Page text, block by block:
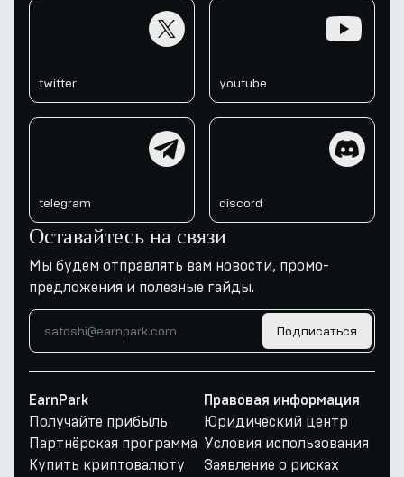
twitter youtube
telegram discord
Оставайтесь на связи
Мы будем отправлять вам новости, промо-
предложения и полезные гайды.
Подписаться
EarnPark
Получайте прибыль
Партнёрская программа
Купить криптовалюту
Правовая информация
Юридический центр
Условия использования
Заявление о рисках